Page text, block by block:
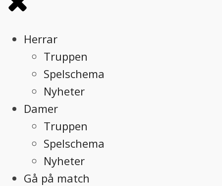
Herrar
Truppen
Spelschema
Nyheter
Damer
Truppen
Spelschema
Nyheter
Gå på match